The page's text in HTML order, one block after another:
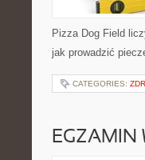
Pizza Dog Field
jak prowadzić
CATEGORIES:
EGZAMIN